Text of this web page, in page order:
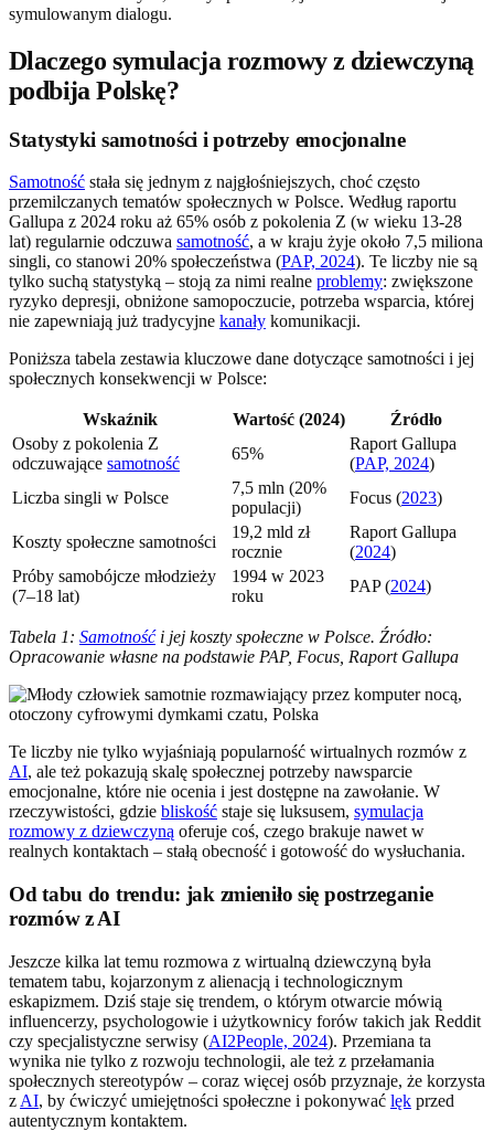
symulowanym dialogu.
Dlaczego symulacja rozmowy z dziewczyną
podbija Polskę?
Statystyki samotności i potrzeby emocjonalne
Samotność stała się jednym z najgłośniejszych, choć często
przemilczanych tematów społecznych w Polsce. Według raportu
Gallupa z 2024 roku aż 65% osób z pokolenia Z (w wieku 13-28
lat) regularnie odczuwa samotność, a w kraju żyje około 7,5 miliona
singli, co stanowi 20% społeczeństwa (PAP, 2024). Te liczby nie są
tylko suchą statystyką – stoją za nimi realne problemy: zwiększone
ryzyko depresji, obniżone samopoczucie, potrzeba wsparcia, której
nie zapewniają już tradycyjne kanały komunikacji.
Poniższa tabela zestawia kluczowe dane dotyczące samotności i jej
społecznych konsekwencji w Polsce:
Wskaźnik Wartość (2024)
Źródło
Osoby z pokolenia Z
odczuwające samotność
65%
Raport Gallupa
(PAP, 2024)
Liczba singli w Polsce
7,5 mln (20%
populacji)
Focus (2023)
Koszty społeczne samotności
19,2 mld zł
rocznie
Raport Gallupa
(2024)
Próby samobójcze młodzieży
(7–18 lat)
1994 w 2023
roku
PAP (2024)
Tabela 1: Samotnośći jej koszty społeczne w Polsce. Źródło:
Opracowanie własne na podstawie PAP, Focus, Raport Gallupa
Te liczby nie tylko wyjaśniają popularność wirtualnych rozmów z
AI, ale też pokazują skalę społecznej potrzeby nawsparcie
emocjonalne, które nie ocenia i jest dostępne na zawołanie. W
rzeczywistości, gdzie bliskość staje się luksusem, symulacja
rozmowy z dziewczyną oferuje coś, czego brakuje nawet w
realnych kontaktach – stałą obecność i gotowość do wysłuchania.
Od tabu do trendu: jak zmieniło się postrzeganie
rozmów z AI
Jeszcze kilka lat temu rozmowa z wirtualną dziewczyną była
tematem tabu, kojarzonym z alienacją i technologicznym
eskapizmem. Dziś staje się trendem, o którym otwarcie mówią
influencerzy, psychologowie i użytkownicy forów takich jak Reddit
czy specjalistyczne serwisy (AI2People, 2024). Przemiana ta
wynika nie tylko z rozwoju technologii, ale też z przełamania
społecznych stereotypów – coraz więcej osób przyznaje, że korzysta
z AI, by ćwiczyć umiejętności społeczne i pokonywać lęk przed
autentycznym kontaktem.